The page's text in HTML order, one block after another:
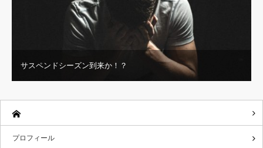
サスペンドシーズン到来か！？
プロフィール